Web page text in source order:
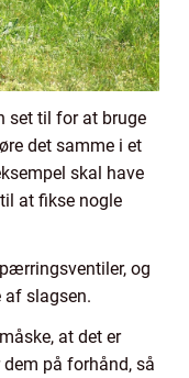
set til for at bruge
det samme i et
skal have
at fikse nogle
og
af slagsen.
at det er
på forhånd, så